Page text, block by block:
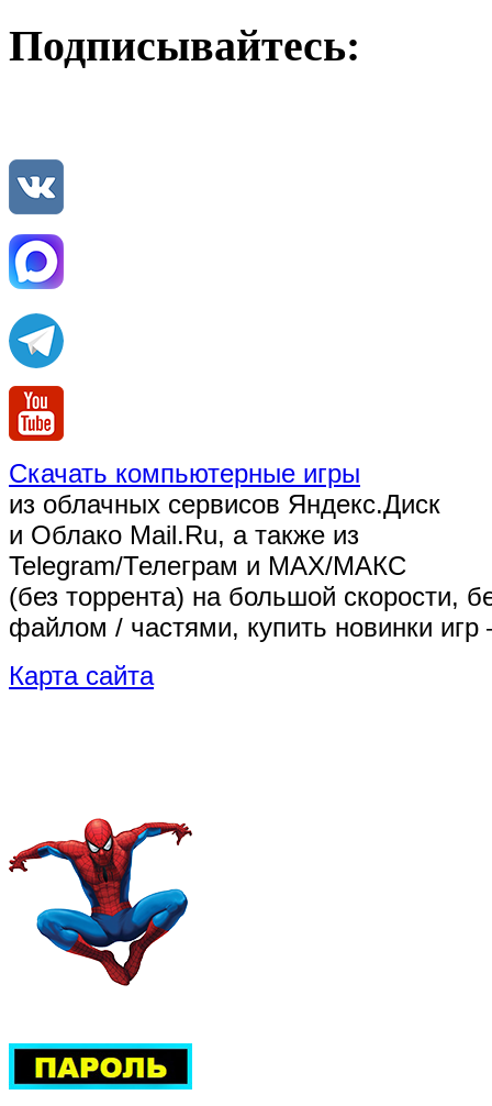
Подписывайтесь:
Скачать компьютерные игры
из облачных сервисов Яндекс.Диск
и Облако Mail.Ru, а также из
Telegram/Телеграм и MAX/МАКС
(без торрента) на большой скорости,
файлом / частями, купить новинки
Карта сайта